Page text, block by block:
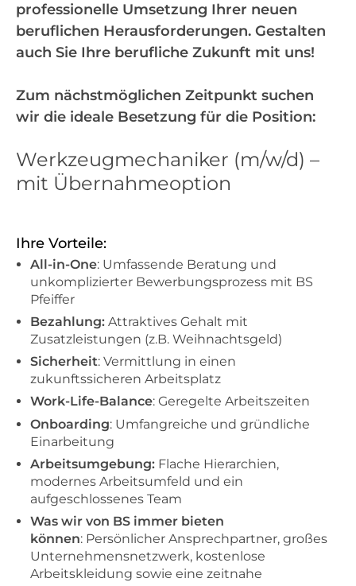
professionelle Umsetzung Ihrer neuen
beruflichen Herausforderungen. Gestalten
auch Sie Ihre berufliche Zukunft mit uns!
Zum nächstmöglichen Zeitpunkt suchen
wir die ideale Besetzung für die Position:
Werkzeugmechaniker (m/w/d) –
mit Übernahmeoption
Ihre Vorteile:
All-in-One: Umfassende Beratung und
unkomplizierter Bewerbungsprozess mit BS
Pfeiffer
Bezahlung: Attraktives Gehalt mit
Zusatzleistungen (z.B. Weihnachtsgeld)
Sicherheit: Vermittlung in einen
zukunftssicheren Arbeitsplatz
Work-Life-Balance: Geregelte Arbeitszeiten
Onboarding: Umfangreiche und gründliche
Einarbeitung
Arbeitsumgebung: Flache Hierarchien,
modernes Arbeitsumfeld und ein
aufgeschlossenes Team
Was wir von BS immer bieten
können: Persönlicher Ansprechpartner, großes
Unternehmensnetzwerk, kostenlose
Arbeitskleidung sowie eine zeitnahe